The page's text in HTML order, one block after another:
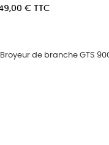
€ TTC